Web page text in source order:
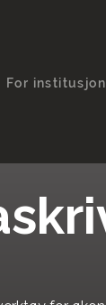
For